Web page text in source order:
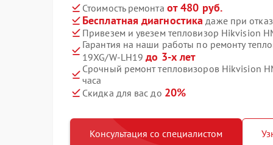
Стоимость ремонта от 480 руб.
Бесплатная диагностика даже при
Привезем и увезем тепловизор Hikvision
Гарантия на наши работы по ремонту
19XG/W-LH19до 3-х лет
Срочный ремонт тепловизоров Hikvision
часа
Скидка для вас до 20%
Консультация со специалистом